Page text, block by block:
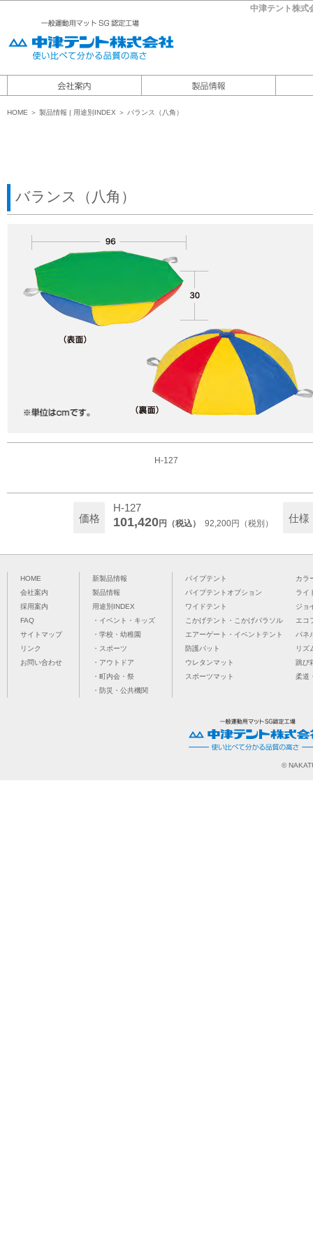
中津テント株式
HOME ＞ 製品情報 | 用途別INDEX ＞ バランス（八角）
バランス（八角）
H-127
価格
H-127
101,420円（税込） 92,200円（税別） 仕様
HOME
会社案内
採用案内
FAQ
サイトマップ
リンク
お問い合わせ
新製品情報
製品情報
用途別INDEX
・イベント・キッズ
・学校・幼稚園
・スポーツ
・アウトドア
・町内会・祭
・防災・公共機関
パイプテント
カラ
パイプテントオプション
ライ
ワイドテント
ジョ
こかげテント・こかげパラソル
エコ
エアーゲート・イベントテント
パネ
防護パット
リズ
ウレタンマット
跳び
スポーツマット
柔道
©